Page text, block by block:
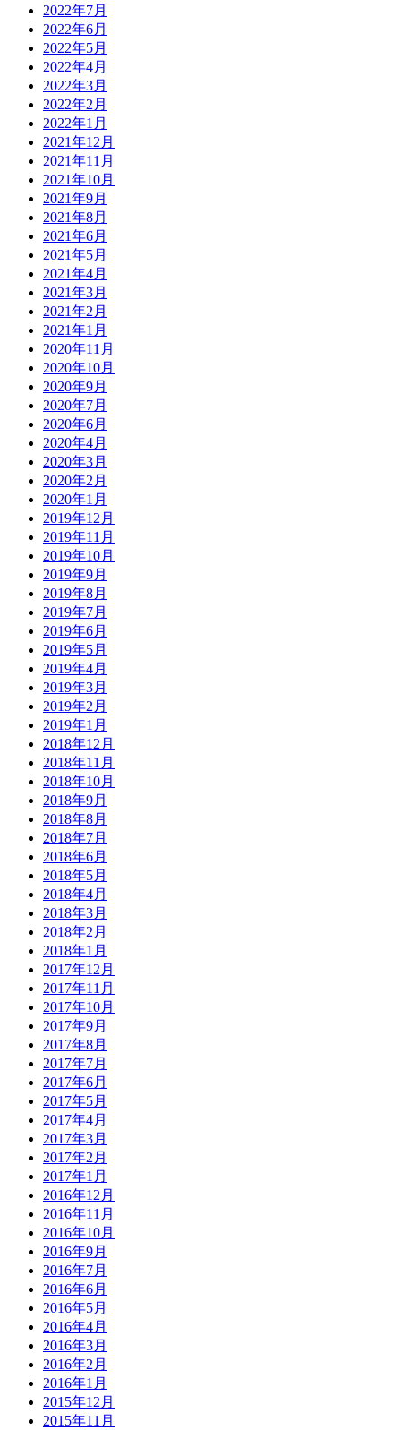
2022年7月
2022年6月
2022年5月
2022年4月
2022年3月
2022年2月
2022年1月
2021年12月
2021年11月
2021年10月
2021年9月
2021年8月
2021年6月
2021年5月
2021年4月
2021年3月
2021年2月
2021年1月
2020年11月
2020年10月
2020年9月
2020年7月
2020年6月
2020年4月
2020年3月
2020年2月
2020年1月
2019年12月
2019年11月
2019年10月
2019年9月
2019年8月
2019年7月
2019年6月
2019年5月
2019年4月
2019年3月
2019年2月
2019年1月
2018年12月
2018年11月
2018年10月
2018年9月
2018年8月
2018年7月
2018年6月
2018年5月
2018年4月
2018年3月
2018年2月
2018年1月
2017年12月
2017年11月
2017年10月
2017年9月
2017年8月
2017年7月
2017年6月
2017年5月
2017年4月
2017年3月
2017年2月
2017年1月
2016年12月
2016年11月
2016年10月
2016年9月
2016年7月
2016年6月
2016年5月
2016年4月
2016年3月
2016年2月
2016年1月
2015年12月
2015年11月